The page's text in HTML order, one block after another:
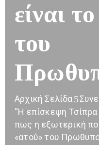
είναι
του
Αρχική Σελίδα
“Η επίσκεψη
πως η εξωτερική
«ατού» του